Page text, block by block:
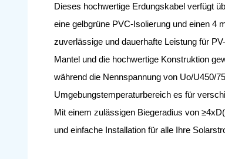
Dieses hochwertige Erdungskabel verfügt
eine gelbgrüne PVC-Isolierung und einen 4
zuverlässige und dauerhafte Leistung für
Mantel und die hochwertige Konstruktion
während die Nennspannung von Uo/U450/
Umgebungstemperaturbereich es für
Mit einem zulässigen Biegeradius von
und einfache Installation für alle Ihre